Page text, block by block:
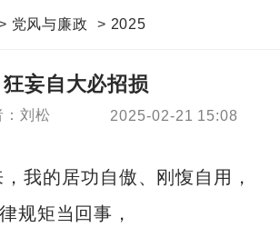
党风与廉政 > 2025
狂妄自大必招损
：刘松 2025-02-21 15:08
，我的居功自傲、刚愎自用，
规矩当回事，